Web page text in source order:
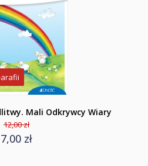
Mali Odkrywcy Wiary
12,00 zł
7,00 zł